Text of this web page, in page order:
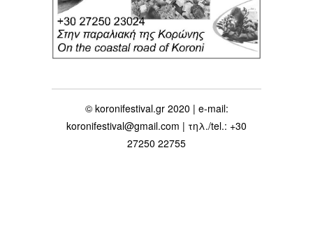
© koronifestival.gr 2020 | e-mail:
koronifestival@gmail.com | τηλ./tel.: +30
27250 22755